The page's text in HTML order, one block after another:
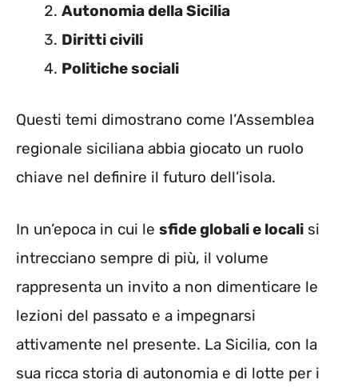
Autonomia della Sicilia
Diritti civili
Politiche sociali
Questi temi dimostrano come l’Assemblea
regionale siciliana abbia giocato un ruolo
chiave nel definire il futuro dell’isola.
In un’epoca in cui le sfide globali e locali si
intrecciano sempre di più, il volume
rappresenta un invito a non dimenticare le
lezioni del passato e a impegnarsi
attivamente nel presente. La Sicilia, con la
sua ricca storia di autonomia e di lotte per i